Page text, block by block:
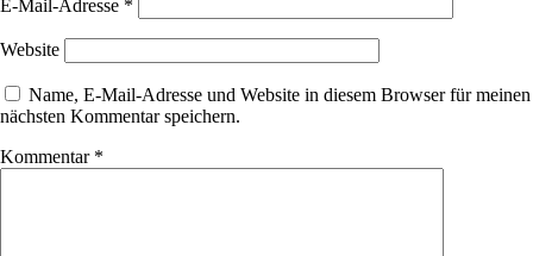
E-Mail-Adresse *
Website
Name, E-Mail-Adresse und Website in diesem Browser für meinen
nächsten Kommentar speichern.
Kommentar *